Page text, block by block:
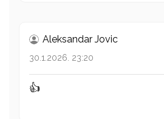
Aleksandar Jovic
30.1.2026. 23:20
👍